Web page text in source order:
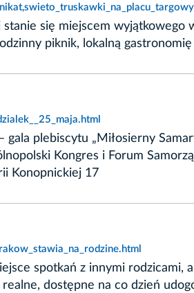
się miejscem wyjątkowego
piknik, lokalną
plebiscytu „Miłosierny
Kongres i Forum
Konopnickiej 17
spotkań z innymi
dostępne na co dzień